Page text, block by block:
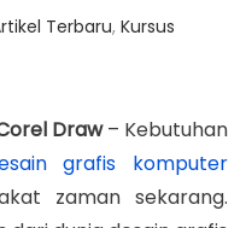
Terbaru, Kursus
Draw– Kebutuhan
grafis komputer
zaman sekarang.